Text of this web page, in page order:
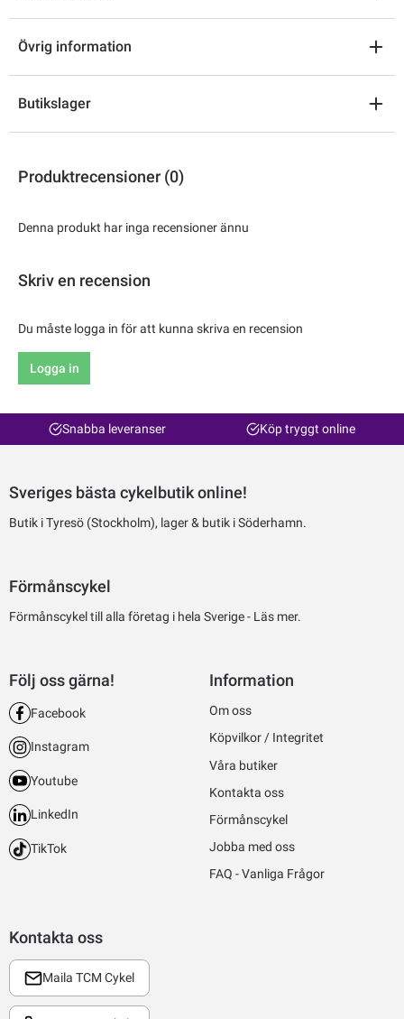
Övrig information
Butikslager
Produktrecensioner (0)
Denna produkt har inga recensioner ännu
Skriv en recension
Du måste logga in för att kunna skriva en recension
Logga in
Snabba leveranser Köp tryggt online
Sveriges bästa cykelbutik online!
Butik i Tyresö (Stockholm), lager & butik i Söderhamn.
Förmånscykel
Förmånscykel till alla företag i hela Sverige - Läs mer.
Kontakta oss
Maila TCM Cykel
Följ oss gärna!
Facebook
Instagram
Youtube
LinkedIn
TikTok
Information
Om oss
Köpvilkor / Integritet
Våra butiker
Kontakta oss
Förmånscykel
Jobba med oss
FAQ - Vanliga Frågor